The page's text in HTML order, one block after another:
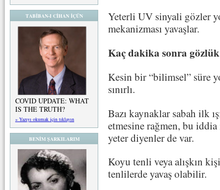
TABİBAN-I CİHAN İÇÜN
COVID UPDATE: WHAT
IS THE TRUTH?
» Yazıyı okumak için tıklayın
BENİM ŞARKILARIM
Yeterli UV sinyali gözler
mekanizması yavaşlar.
Kaç dakika sonra
Kesin bir “bilimsel” süre
sınırlı.
Bazı kaynaklar sabah ilk
etmesine rağmen, bu
yeter diyenler de var.
Koyu tenli veya alışkın
tenlilerde yavaş olabilir.